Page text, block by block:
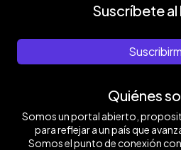
Suscríbete
Quiénes
Somos un portal abierto,
para reflejar a un país que
Somos el punto de conexión con